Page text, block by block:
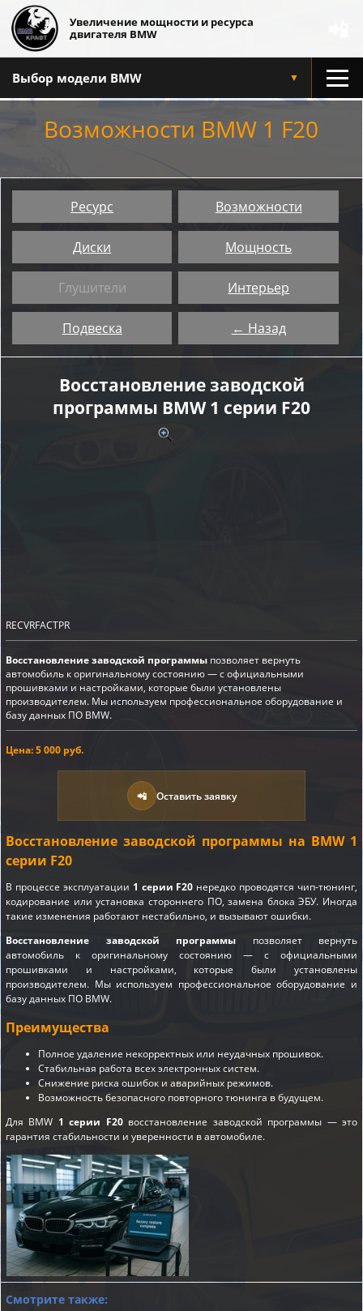
Увеличение мощности и ресурса
двигателя BMW
Выбор модели BMW ▼
Возможности BMW 1 F20
Ресурс Возможности
Диски Мощность
Глушители Интерьер
Подвеска ← Назад
Восстановление заводской
программы BMW 1 серии F20
RECVRFACTPR
Восстановление заводской программы позволяет вернуть
автомобиль к оригинальному состоянию — с официальными
прошивками и настройками, которые были установлены
производителем. Мы используем профессиональное оборудование и
базу данных ПО BMW.
Цена: 5 000 руб.
📲 Оставить заявку
Восстановление заводской программы на BMW 1
серии F20
В процессе эксплуатации 1 серии F20 нередко проводятся чип-тюнинг,
кодирование или установка стороннего ПО, замена блока ЭБУ. Иногда
такие изменения работают нестабильно, и вызывают ошибки.
Восстановление заводской программы позволяет вернуть
автомобиль к оригинальному состоянию — с официальными
прошивками и настройками, которые были установлены
производителем. Мы используем профессиональное оборудование и
базу данных ПО BMW.
Преимущества
Полное удаление некорректных или неудачных прошивок.
Стабильная работа всех электронных систем.
Снижение риска ошибок и аварийных режимов.
Возможность безопасного повторного тюнинга в будущем.
Для BMW 1 серии F20восстановление заводской программы — это
гарантия стабильности и уверенности в автомобиле.
Смотрите также: